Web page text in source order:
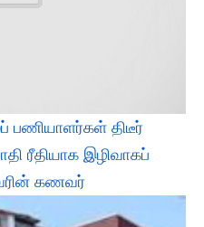
பணியாளர்கள் திடீர்
ரீதியாக இழிவாகப்
கணவர்